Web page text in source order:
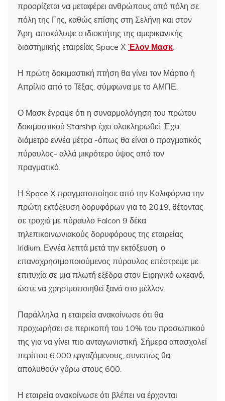
προορίζεται να μεταφέρει ανθρώπους από πόλη σε
πόλη της Γης, καθώς επίσης στη Σελήνη και στον
Άρη, αποκάλυψε ο ιδιοκτήτης της αμερικανικής
διαστημικής εταιρείας Space Χ Έλον Μασκ
Η πρώτη δοκιμαστική πτήση θα γίνει τον Μάρτιο ή
Απρίλιο από το Τέξας, σύμφωνα με το ΑΜΠΕ.
Ο Μασκ έγραψε ότι η συναρμολόγηση του πρώτου
δοκιμαστικού Starship έχει ολοκληρωθεί. Έχει
διάμετρο εννέα μέτρα -όπως θα είναι ο πραγματικός
πύραυλος- αλλά μικρότερο ύψος από τον
πραγματικό.
Η Space X πραγματοποίησε από την Καλιφόρνια την
πρώτη εκτόξευση δορυφόρων για το 2019, θέτοντας
σε τροχιά με πύραυλο Falcon 9 δέκα
τηλεπικοινωνιακούς δορυφόρους της εταιρείας
Iridium. Εννέα λεπτά μετά την εκτόξευση, ο
επαναχρησιμοποιούμενος πύραυλος επέστρεψε με
επιτυχία σε μια πλωτή εξέδρα στον Ειρηνικό ωκεανό,
ώστε να χρησιμοποιηθεί ξανά στο μέλλον.
Παράλληλα, η εταιρεία ανακοίνωσε ότι θα
προχωρήσει σε περικοπή του 10% του προσωπικού
της για να γίνει πιο ανταγωνιστική. Σήμερα απασχολεί
περίπου 6.000 εργαζόμενους, συνεπώς θα
απολυθούν γύρω στους 600.
Η εταιρεία ανακοίνωσε ότι βλέπει να έρχονται